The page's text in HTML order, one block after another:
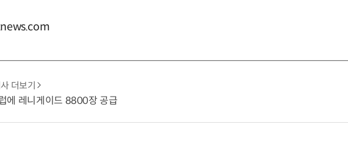
더보기
에 레니게이드 8800장 공급